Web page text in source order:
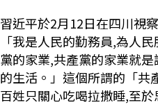
習近平於2月12日在四川視
「我是人民的勤務員,為人
黨的家業,共產黨的家業就
的生活。」這個所謂的「共
百姓只關心吃喝拉撒睡,至